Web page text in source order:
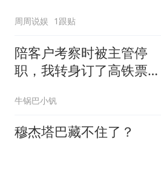
钱？”
周周说娱 1跟贴
陪客户考察时被主管停
职，我转身订了高铁票。
亿合同没你根本签不了
牛锅巴小钒
穆杰塔巴藏不住了？